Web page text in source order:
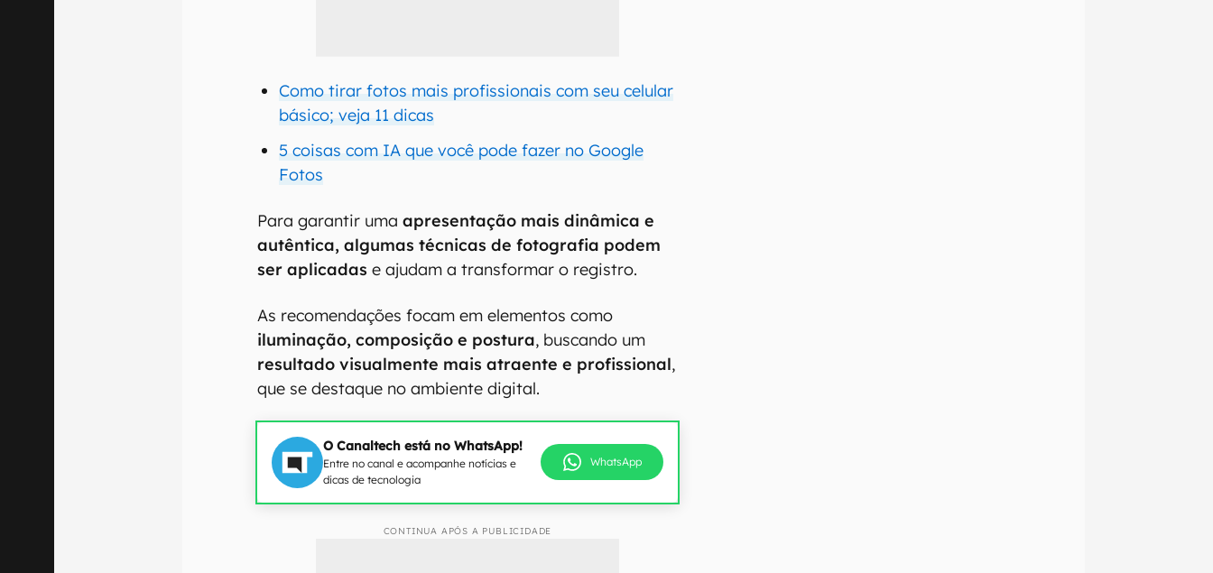
Como tirar fotos mais profissionais com seu celular
básico; veja 11 dicas
5 coisas com IA que você pode fazer no Google
Fotos
Para garantir umaapresentação mais dinâmica e
autêntica, algumas técnicas de fotografia podem
ser aplicadase ajudam a transformar o registro.
As recomendações focam em elementos como
iluminação, composição e postura, buscando um
resultado visualmente mais atraente e profissional,
que se destaque no ambiente digital.
O Canaltech está no WhatsApp!
Entre no canal e acompanhe notícias e
dicas de tecnologia
WhatsApp
CONTINUA APÓS A PUBLICIDADE